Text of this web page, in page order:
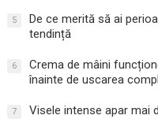
5
De ce merită să ai
tendință
6
Crema de mâini
înainte de uscarea
7 Visele intense apar mai